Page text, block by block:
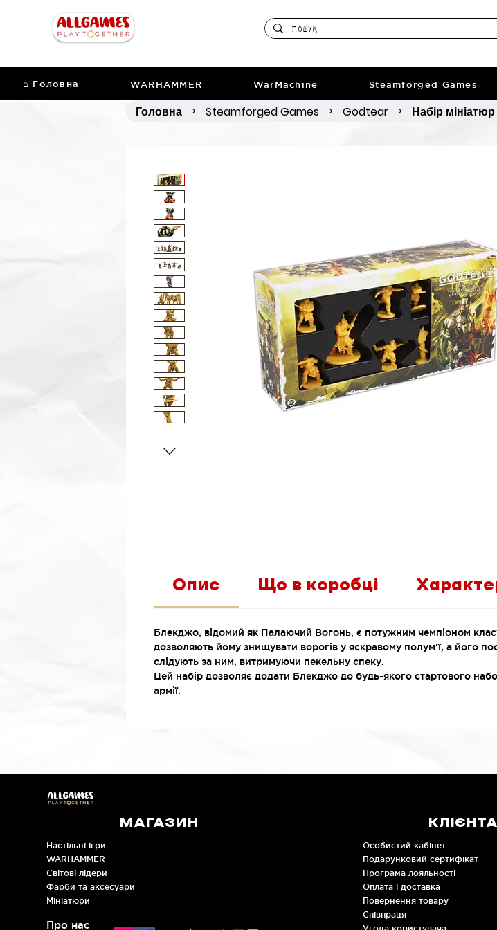
⌂ Головна WARHAMMER WarMachine Steamforged Games
Головна > Steamforged Games > Godtear > Набір
Опис Що в коробці
Блекджо, відомий як Палаючий Вогонь, є потужним чемпіоном
дозволяють йому знищувати ворогів у яскравому полум'ї, а його
слідують за ним, витримуючи пекельну спеку.
Цей набір дозволяє додати Блекджо до будь-якого стартового
армії.
МАГАЗИН
Настільні ігри
WARHAMMER
Cвітові лідери
Фарби та аксесуари
Мініатюри
Про нас
Особистий кабінет
Подарунковий сертифікат
Програма лояльності
Оплата і доставка
Повернення товару
Співпраця